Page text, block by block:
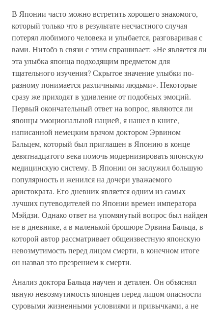
В Японии часто можно встретить хорошего знакомого,
который только что в результате несчастного случая
потерял любимого человека и улыбается, разговаривая с
вами. Нитобэ в связи с этим спрашивает: «Не является ли
эта улыбка японца подходящим предметом для
тщательного изучения? Скрытое значение улыбки по-
разному понимается различными людьми». Некоторые
сразу же приходят в удивление от подобных эмоций.
Первый окончательный ответ на вопрос, являются ли
японцы эмоциональной нацией, я нашел в книге,
написанной немецким врачом доктором Эрвином
Бальцем, который был приглашен в Японию в конце
девятнадцатого века помочь модернизировать японскую
медицинскую систему. В Японии он заслужил большую
популярность и женился на дочери уважаемого
аристократа. Его дневник является одним из самых
лучших путеводителей по Японии времен императора
Мэйдзи. Однако ответ на упомянутый вопрос был найден
не в дневнике, а в маленькой брошюре Эрвина Бальца, в
которой автор рассматривает общеизвестную японскую
невозмутимость перед лицом смерти, в конечном итоге
он назвал это презрением к смерти.
Анализ доктора Бальца научен и детален. Он объяснял
явную невозмутимость японцев перед лицом опасности
суровыми жизненными условиями и привычками, а не